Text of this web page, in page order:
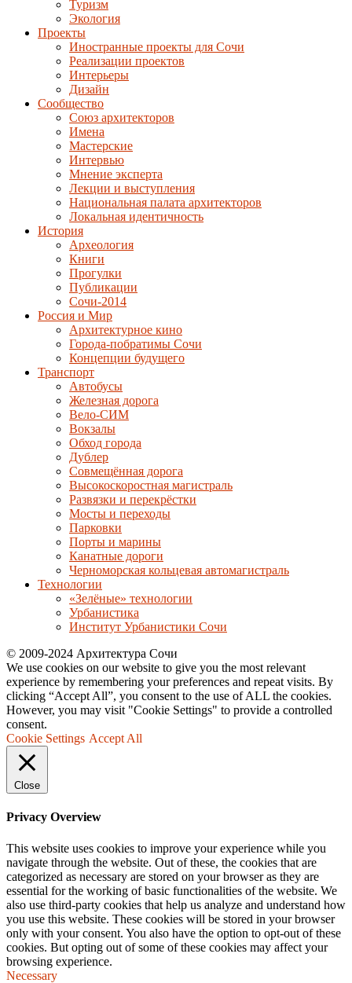
Туризм
Экология
Проекты
Иностранные проекты для Сочи
Реализации проектов
Интерьеры
Дизайн
Сообщество
Союз архитекторов
Имена
Мастерские
Интервью
Мнение эксперта
Лекции и выступления
Национальная палата архитекторов
Локальная идентичность
История
Археология
Книги
Прогулки
Публикации
Сочи-2014
Россия и Мир
Архитектурное кино
Города-побратимы Сочи
Концепции будущего
Транспорт
Автобусы
Железная дорога
Вело-СИМ
Вокзалы
Обход города
Дублер
Совмещённая дорога
Высокоскоростная магистраль
Развязки и перекрёстки
Мосты и переходы
Парковки
Порты и марины
Канатные дороги
Черноморская кольцевая автомагистраль
Технологии
«Зелёные» технологии
Урбанистика
Институт Урбанистики Сочи
© 2009-2024 Архитектура Сочи
We use cookies on our website to give you the most relevant
experience by remembering your preferences and repeat visits. By
clicking “Accept All”, you consent to the use of ALL the cookies.
However, you may visit "Cookie Settings" to provide a controlled
consent.
Cookie Settings Accept All
Close
Privacy Overview
This website uses cookies to improve your experience while you
navigate through the website. Out of these, the cookies that are
categorized as necessary are stored on your browser as they are
essential for the working of basic functionalities of the website. We
also use third-party cookies that help us analyze and understand how
you use this website. These cookies will be stored in your browser
only with your consent. You also have the option to opt-out of these
cookies. But opting out of some of these cookies may affect your
browsing experience.
Necessary